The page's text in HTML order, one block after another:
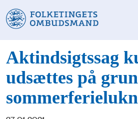
Aktindsigtssag
udsættes på